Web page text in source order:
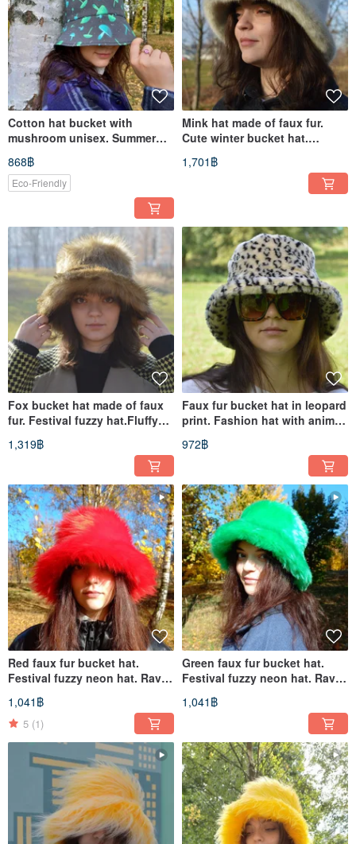
Cotton hat bucket with
mushroom unisex. Summer
hat for travel and festival.
868฿
Eco-Friendly
Mink hat made of faux fur.
Cute winter bucket hat.
Fashion fluffy hat. Fuzzy hat
1,701฿
Fox bucket hat made of faux
fur. Festival fuzzy hat.Fluffy
fashion hat.Rave hat
1,319฿
Faux fur bucket hat in leopard
print. Fashion hat with animal
print cheetah.
972฿
Red faux fur bucket hat.
Festival fuzzy neon hat. Rave
hat. Bright shaggy hat.
1,041฿
5 (1)
Green faux fur bucket hat.
Festival fuzzy neon hat. Rave
hat. Bright shaggy hat.
1,041฿